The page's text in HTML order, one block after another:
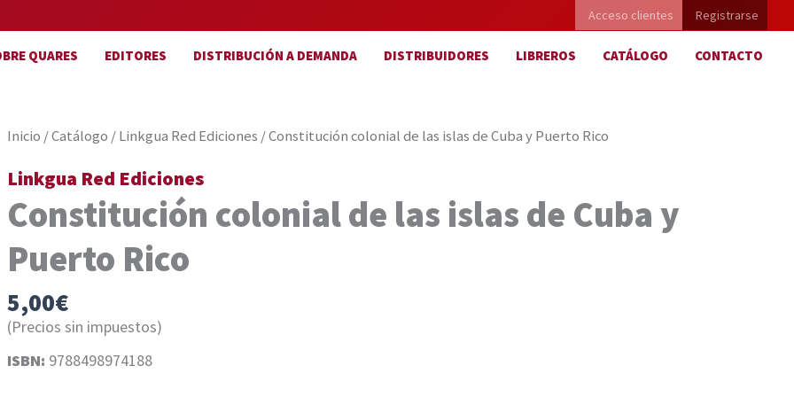
Acceso clientes Registrarse
QUARES EDITORES DISTRIBUCIÓN A DEMANDA DISTRIBUIDORES LIBREROS CATÁLOGO CONTACTO
Inicio /Catálogo /Linkgua Red Ediciones / Constitución colonial de las islas de Cuba y Puerto Rico
Linkgua Red Ediciones
Constitución colonial de las islas de Cuba y
Puerto Rico
5,00€
(Precios sin impuestos)
ISBN: 9788498974188